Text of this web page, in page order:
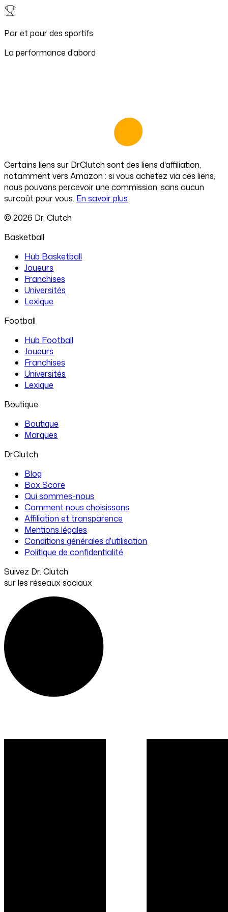
Par et pour des sportifs
La performance d'abord
Certains liens sur DrClutch sont des liens d'affiliation,
notamment vers Amazon : si vous achetez via ces liens,
nous pouvons percevoir une commission, sans aucun
surcoût pour vous. En savoir plus
© 2026 Dr. Clutch
Basketball
Hub Basketball
Joueurs
Franchises
Universités
Lexique
Football
Hub Football
Joueurs
Franchises
Universités
Lexique
Boutique
Boutique
Marques
DrClutch
Blog
Box Score
Qui sommes-nous
Comment nous choisissons
Affiliation et transparence
Mentions légales
Conditions générales d'utilisation
Politique de confidentialité
Suivez Dr. Clutch
sur les réseaux sociaux